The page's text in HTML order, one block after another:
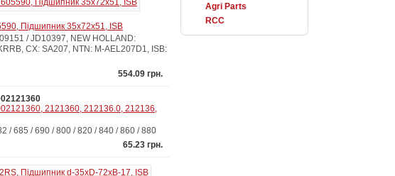
Agri Parts
RCC
Підшипник 35x72x51, ISB
/ JD10397, NEW HOLLAND:
CX: SA207, NTN: M-AEL207D1, ISB:
554.09 грн.
2121360, 212136.0, 212136,
685 / 690 / 800 / 820 / 840 / 860 / 880
65.23 грн.